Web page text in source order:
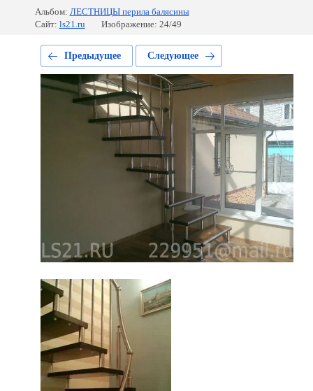
Альбом: ЛЕСТНИЦЫ перила балясины
Сайт: ls21.ru Изображение: 24/49
Предыдущее Следующее